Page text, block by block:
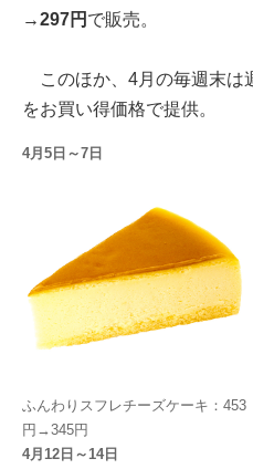
→297円 で販売。
このほか、4月の毎週末は
をお買い得価格で提供。
4月5日～7日
ふんわりスフレチーズケーキ：453
円→345円
4月12日～14日